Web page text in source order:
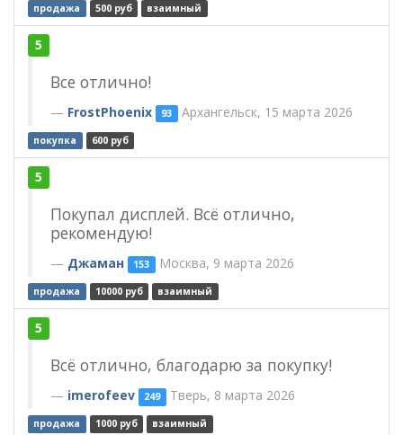
продажа 500 руб взаимный
5
Все отлично!
FrostPhoenix 93 Архангельск, 15 марта 2026
покупка 600 руб
5
Покупал дисплей. Всё отлично,
рекомендую!
Джаман 153 Москва, 9 марта 2026
продажа 10000 руб взаимный
5
Всё отлично, благодарю за покупку!
imerofeev 249 Тверь, 8 марта 2026
продажа 1000 руб взаимный